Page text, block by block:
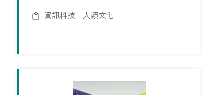
資訊科技 人類文化